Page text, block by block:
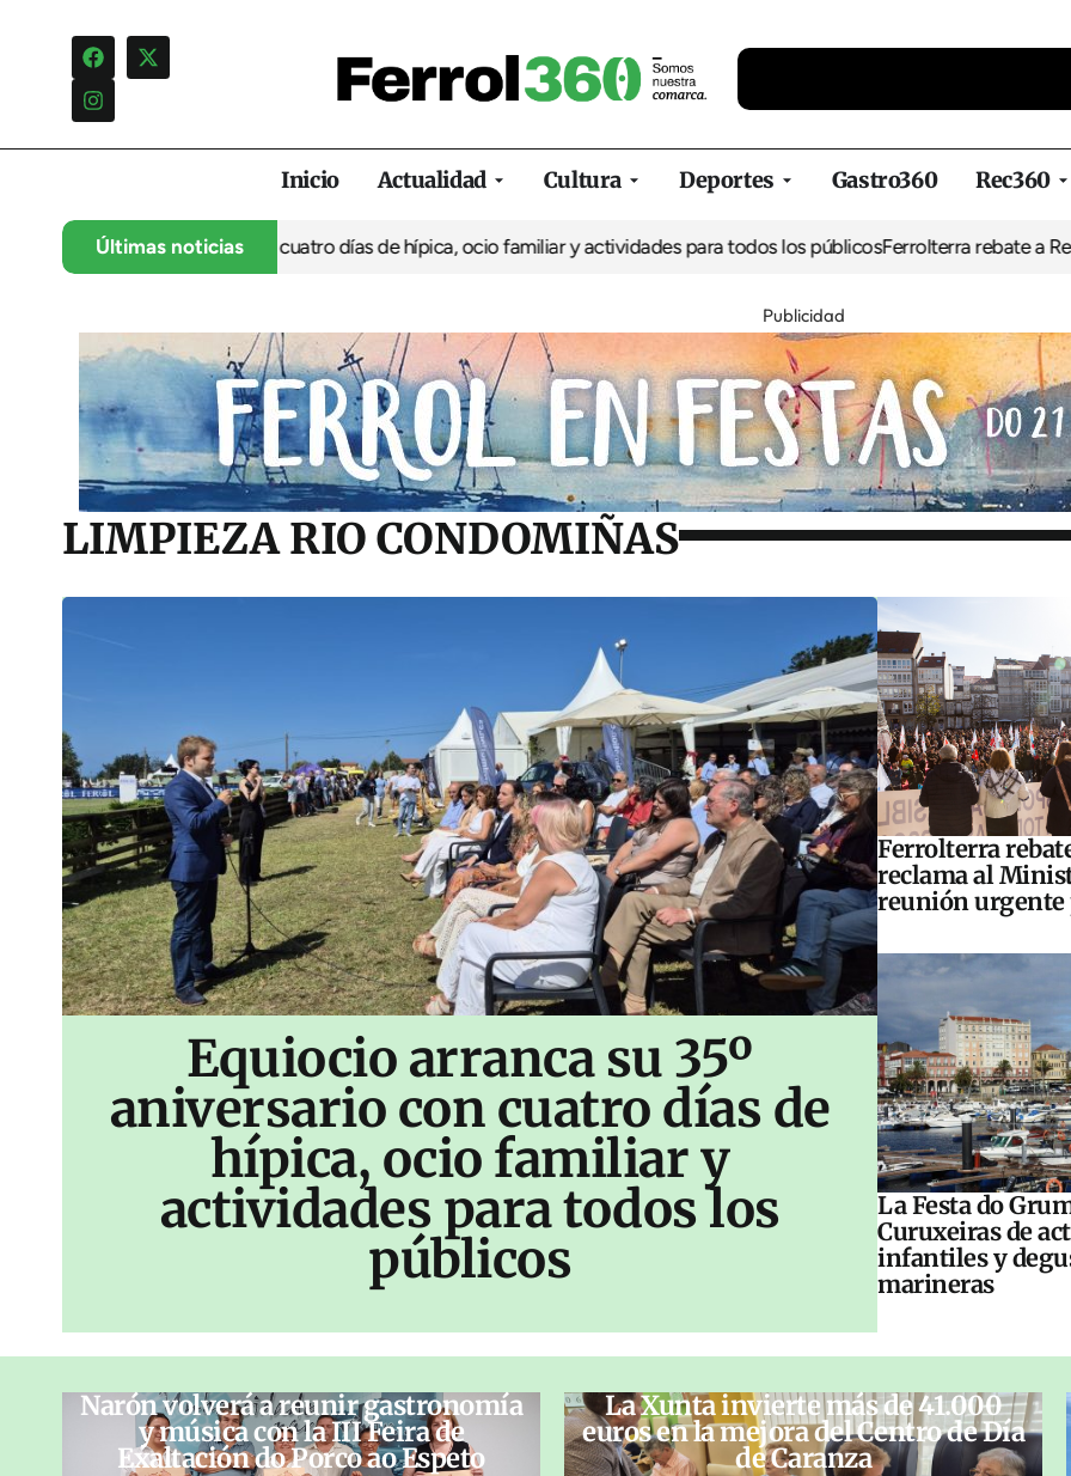
Inicio Actualidad Cultura Deportes Gastro360 Rec360
Últimas noticias
35º aniversario con cuatro días de hípica, ocio familiar y actividades para todos los públicosFerrolterra rebate a Renfe y
Publicidad
LIMPIEZA RIO CONDOMIÑAS
Equiocio arranca su 35º
aniversario con cuatro días de
hípica, ocio familiar y
actividades para todos los
públicos
Ferrolterra
reclama al
reunión urgente
La Festa do
Curuxeiras de
infantiles y
marineras
Narón volverá a reunir gastronomía
y música con la III Feira de
Exaltación do Porco ao Espeto
La Xunta invierte más de 41.000
euros en la mejora del Centro de Día
de Caranza